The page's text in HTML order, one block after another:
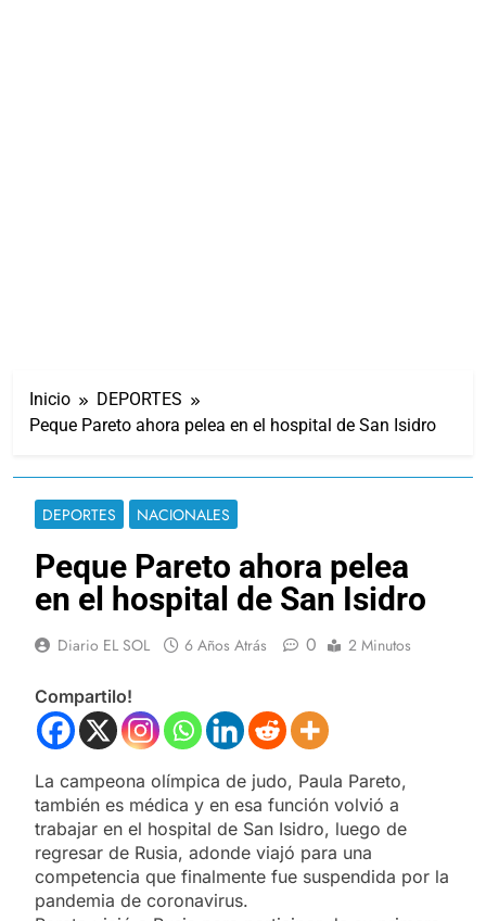
Inicio
DEPORTES
Peque Pareto ahora pelea en el hospital de San Isidro
DEPORTES NACIONALES
Peque Pareto ahora pelea
en el hospital de San Isidro
Diario EL SOL 6 Años Atrás 0 2 Minutos
Compartilo!
La campeona olímpica de judo, Paula Pareto,
también es médica y en esa función volvió a
trabajar en el hospital de San Isidro, luego de
regresar de Rusia, adonde viajó para una
competencia que finalmente fue suspendida por la
pandemia de coronavirus.